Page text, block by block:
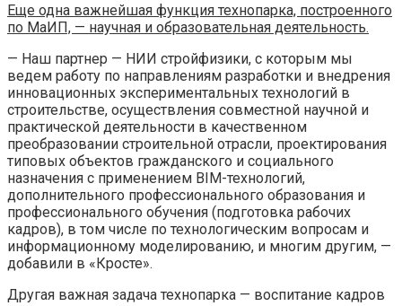
Еще одна важнейшая функция технопарка, построенного
по МаИП, — научная и образовательная деятельность.
— Наш партнер — НИИ стройфизики, с которым мы
ведем работу по направлениям разработки и внедрения
инновационных экспериментальных технологий в
строительстве, осуществления совместной научной и
практической деятельности в качественном
преобразовании строительной отрасли, проектирования
типовых объектов гражданского и социального
назначения с применением BIM-технологий,
дополнительного профессионального образования и
профессионального обучения (подготовка рабочих
кадров), в том числе по технологическим вопросам и
информационному моделированию, и многим другим, —
добавили в «Кросте».
Другая важная задача технопарка — воспитание кадров